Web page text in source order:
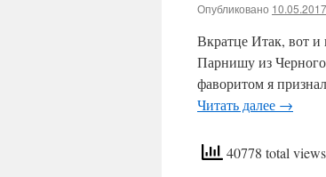
Опубликовано 10.05.2017
Вкратце Итак, вот
Парнишу из
фаворитом я
Читать далее →
40778 total views